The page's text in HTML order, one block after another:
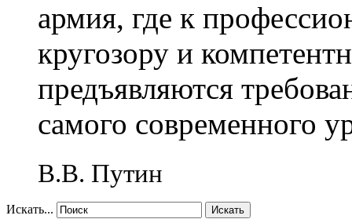
армия, где к
кругозору и
предъявляются
самого современного
В.В. Путин
Искать... Искать